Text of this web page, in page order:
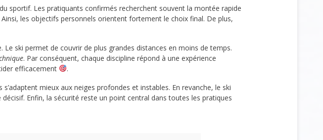
sportif. Les pratiquants confirmés recherchent souvent la montée rapide
les objectifs personnels orientent fortement le choix final. De plus,
ski permet de couvrir de plus grandes distances en moins de temps.
. Par conséquent, chaque discipline répond à une expérience
efficacement
.
mieux aux neiges profondes et instables. En revanche, le ski
Enfin, la sécurité reste un point central dans toutes les pratiques